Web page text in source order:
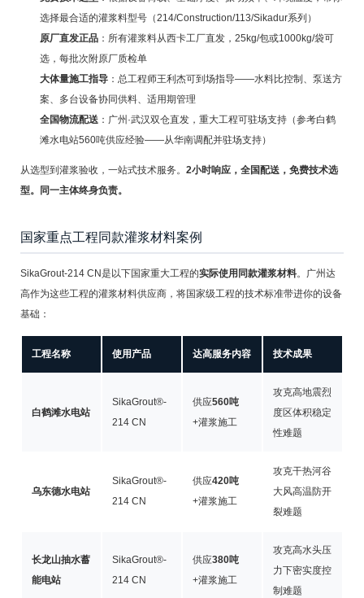
选择最合适的灌浆料型号（214/Construction/113/Sikadur系列）
原厂直发正品：所有灌浆料从西卡工厂直发，25kg/包或1000kg/袋可
选，每批次附原厂质检单
大体量施工指导：总工程师王利杰可到场指导——水料比控制、泵送方
案、多台设备协同供料、适用期管理
全国物流配送：广州·武汉双仓直发，重大工程可驻场支持（参考白鹤
滩水电站560吨供应经验——从华南调配并驻场支持）
从选型到灌浆验收，一站式技术服务。 2小时响应，全国配送，免费技术选
型。同一主体终身负责。
国家重点工程同款灌浆材料案例
SikaGrout-214 CN是以下国家重大工程的实际使用同款灌浆材料。广州达
高作为这些工程的灌浆材料供应商，将国家级工程的技术标准带进你的设备
基础：
工程名称 使用产品 达高服务内容 技术成果
白鹤滩水电站
SikaGrout®-
214 CN
供应560吨
+灌浆施工
攻克高地震烈
度区体积稳定
性难题
乌东德水电站
SikaGrout®-
214 CN
供应420吨
+灌浆施工
攻克干热河谷
大风高温防开
裂难题
长龙山抽水蓄
能电站
SikaGrout®-
214 CN
供应380吨
+灌浆施工
攻克高水头压
力下密实度控
制难题